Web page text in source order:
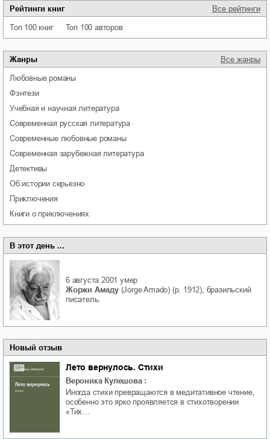
Рейтинги книг Все рейтинги
Топ 100 книг Топ 100 авторов
Жанры Все жанры
любовные романы
фэнтези
учебная и научная литература
современная русская литература
современные любовные романы
современная зарубежная литература
детективы
об истории серьезно
приключения
книги о приключениях
В этот день ...
6 августа 2001 умер
Жоржи Амаду(Jorge Amado) (р. 1912), бразильский
писатель.
Новый отзыв
Лето вернулось. Стихи
Вероника Кулешова :
Иногда стихи превращаются в медитативное чтение,
особенно это ярко проявляется в стихотворении
«Тих…